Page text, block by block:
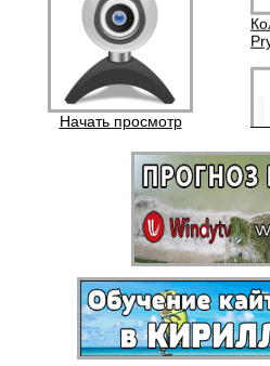
Начать просмотр